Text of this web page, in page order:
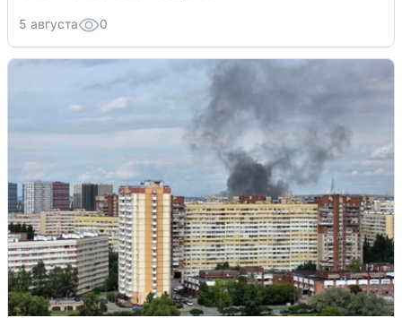
5 августа 0